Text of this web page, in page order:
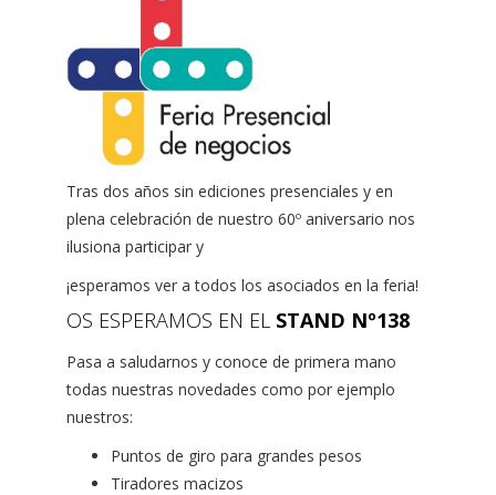
Tras dos años sin ediciones presenciales y en
plena celebración de nuestro 60º aniversario nos
ilusiona participar y
¡esperamos ver a todos los asociados en la feria!
OS ESPERAMOS EN EL STAND Nº138
Pasa a saludarnos y conoce de primera mano
todas nuestras novedades como por ejemplo
nuestros:
Puntos de giro para grandes pesos
Tiradores macizos